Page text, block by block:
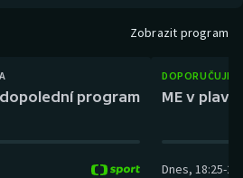
Zobrazit program
dopolední program ME v
Dnes, 18:25-